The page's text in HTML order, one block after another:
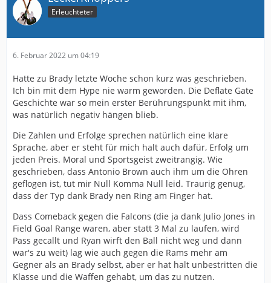
Erleuchteter
6. Februar 2022 um 04:19
Hatte zu Brady letzte Woche schon kurz was geschrieben.
Ich bin mit dem Hype nie warm geworden. Die Deflate Gate
Geschichte war so mein erster Berührungspunkt mit ihm,
was natürlich negativ hängen blieb.
Die Zahlen und Erfolge sprechen natürlich eine klare
Sprache, aber er steht für mich halt auch dafür, Erfolg um
jeden Preis. Moral und Sportsgeist zweitrangig. Wie
geschrieben, dass Antonio Brown auch ihm um die Ohren
geflogen ist, tut mir Null Komma Null leid. Traurig genug,
dass der Typ dank Brady nen Ring am Finger hat.
Dass Comeback gegen die Falcons (die ja dank Julio Jones in
Field Goal Range waren, aber statt 3 Mal zu laufen, wird
Pass gecallt und Ryan wirft den Ball nicht weg und dann
war's zu weit) lag wie auch gegen die Rams mehr am
Gegner als an Brady selbst, aber er hat halt unbestritten die
Klasse und die Waffen gehabt, um das zu nutzen.